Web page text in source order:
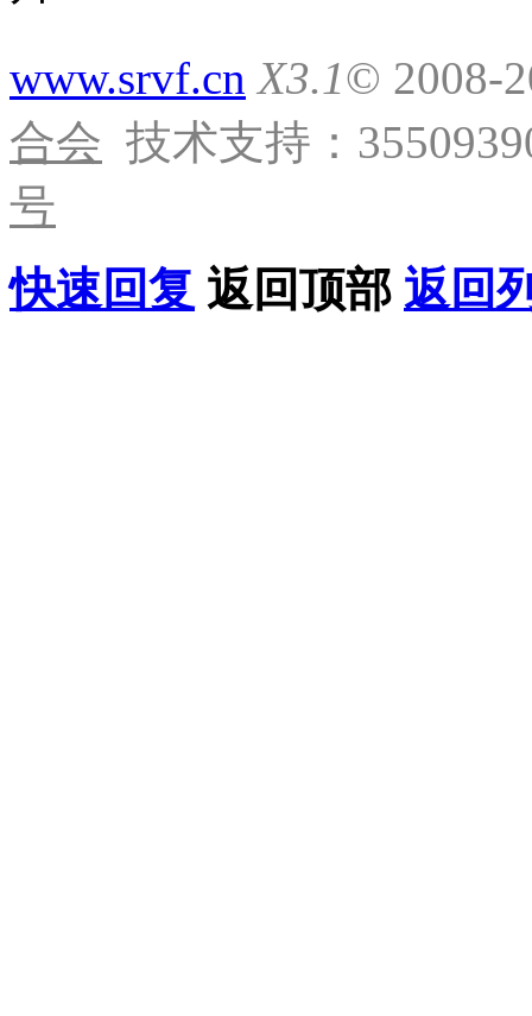
www.srvf.cn X3.1© 2008-
合会 技术支持：
号
快速回复 返回顶部 返回